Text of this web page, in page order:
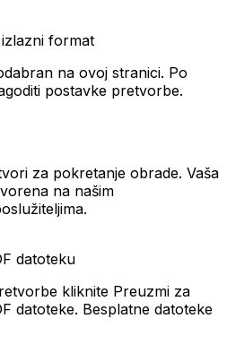
format
na ovoj stranici. Po
postavke pretvorbe.
za pokretanje obrade. Vaša
na našim
datoteku
kliknite Preuzmi za
datoteke. Besplatne datoteke